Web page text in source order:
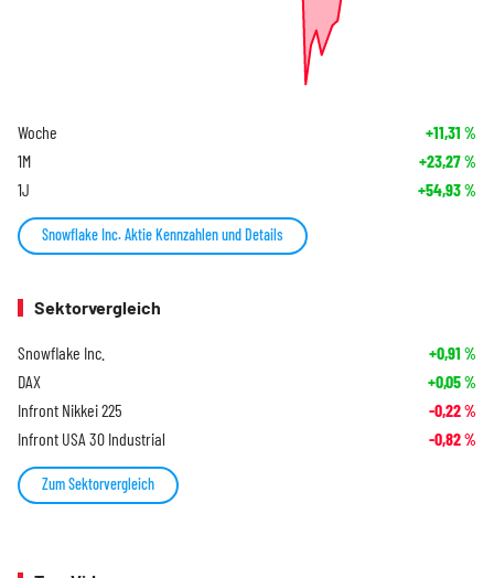
Woche +11,31 %
1M +23,27%
1J +54,93%
Snowflake Inc. Aktie Kennzahlen und Details
Sektorvergleich
Snowflake Inc. +0,91 %
DAX +0,05%
Infront Nikkei 225 -0,22%
Infront USA 30 Industrial -0,82%
Zum Sektorvergleich